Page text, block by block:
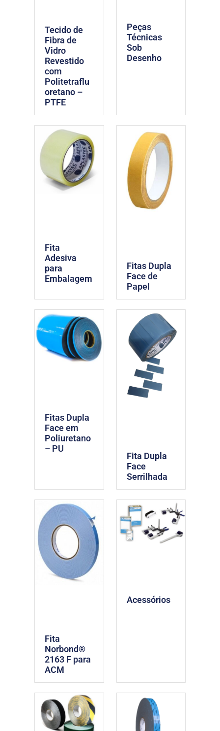
Tecido de
Fibra de
Vidro
Revestido
com
Politetraflu
oretano –
PTFE
Peças
Técnicas
Sob
Desenho
Fita
Adesiva
para
Embalagem
Fitas Dupla
Face de
Papel
Fitas Dupla
Face em
Poliuretano
– PU
Fita Dupla
Face
Serrilhada
Fita
Norbond®
2163 F para
ACM
Acessórios